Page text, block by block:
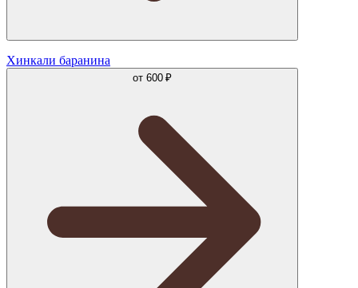
Хинкали баранина
от 600 ₽